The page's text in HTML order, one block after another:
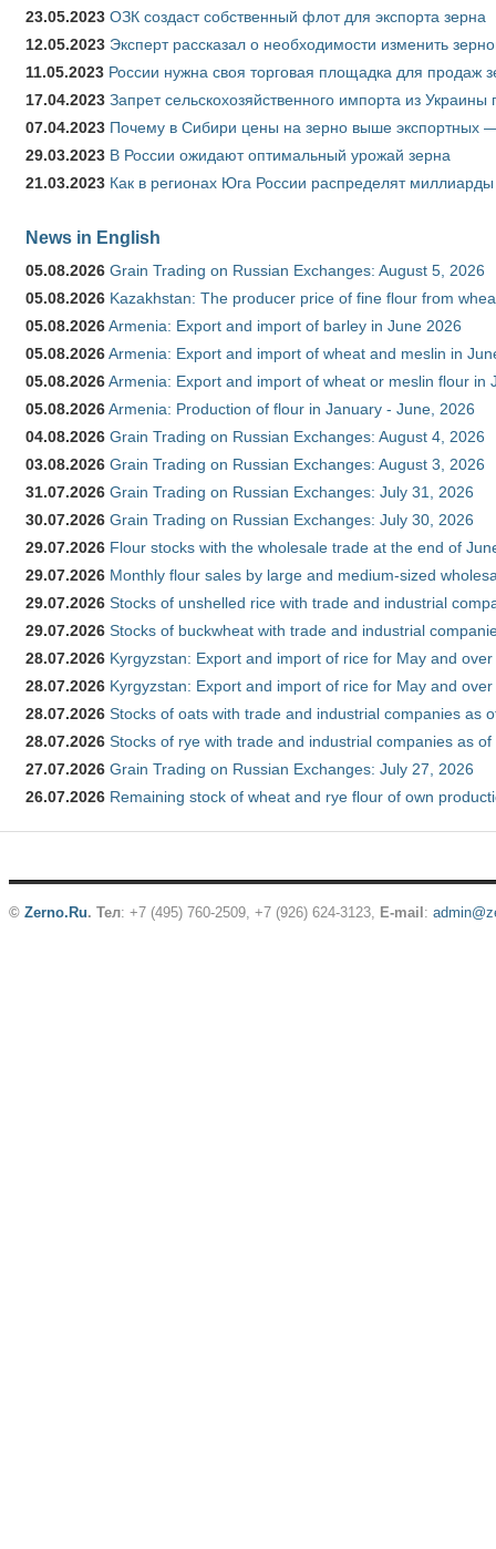
23.05.2023 ОЗК создаст собственный флот для экспорта зерна
12.05.2023 Эксперт рассказал о необходимости изменить
11.05.2023 России нужна своя торговая площадка для продаж
17.04.2023 Запрет сельскохозяйственного импорта из
07.04.2023 Почему в Сибири цены на зерно выше экспортных
29.03.2023 В России ожидают оптимальный урожай зерна
21.03.2023 Как в регионах Юга России распределят
News in English
05.08.2026 Grain Trading on Russian Exchanges: August 5, 2026
05.08.2026 Kazakhstan: The producer price of fine flour from
05.08.2026Armenia: Export and import of barley in June 2026
05.08.2026Armenia: Export and import of wheat and meslin in
05.08.2026Armenia: Export and import of wheat or meslin flour in
05.08.2026Armenia: Production of flour in January - June, 2026
04.08.2026 Grain Trading on Russian Exchanges: August 4, 2026
03.08.2026 Grain Trading on Russian Exchanges: August 3, 2026
31.07.2026 Grain Trading on Russian Exchanges: July 31, 2026
30.07.2026 Grain Trading on Russian Exchanges: July 30, 2026
29.07.2026 Flour stocks with the wholesale trade at the end of
29.07.2026 Monthly flour sales by large and medium-sized
29.07.2026 Stocks of unshelled rice with trade and industrial
29.07.2026 Stocks of buckwheat with trade and industrial
28.07.2026 Kyrgyzstan: Export and import of rice for May and
28.07.2026 Kyrgyzstan: Export and import of rice for May and
28.07.2026 Stocks of oats with trade and industrial companies as
28.07.2026 Stocks of rye with trade and industrial companies as
27.07.2026 Grain Trading on Russian Exchanges: July 27, 2026
26.07.2026 Remaining stock of wheat and rye flour of own
© Zerno.Ru. Тел: +7 (495) 760-2509, +7 (926) 624-3123, E-mail :